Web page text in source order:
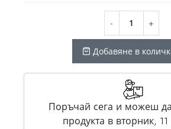
Добавяне в
Поръчай сега и можеш
продукта в вторник, 11